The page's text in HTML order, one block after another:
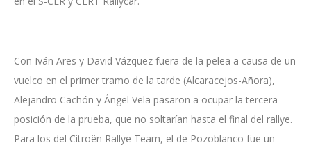
Con Iván Ares y David Vázquez fuera de la pelea a causa de un
vuelco en el primer tramo de la tarde (Alcaracejos-Añora),
Alejandro Cachón y Ángel Vela pasaron a ocupar la tercera
posición de la prueba, que no soltarían hasta el final del rallye.
Para los del Citroën Rallye Team, el de Pozoblanco fue un